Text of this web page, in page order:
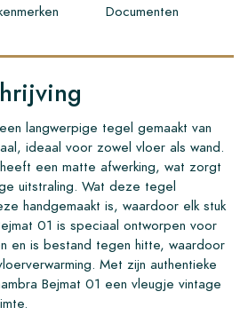
Documenten
langwerpige tegel gemaakt van
ideaal voor zowel vloer als wand.
een matte afwerking, wat zorgt
uitstraling. Wat deze tegel
handgemaakt is, waardoor elk stuk
01 is speciaal ontworpen voor
en is bestand tegen hitte, waardoor
Met zijn authentieke
Bejmat 01 een vleugje vintage